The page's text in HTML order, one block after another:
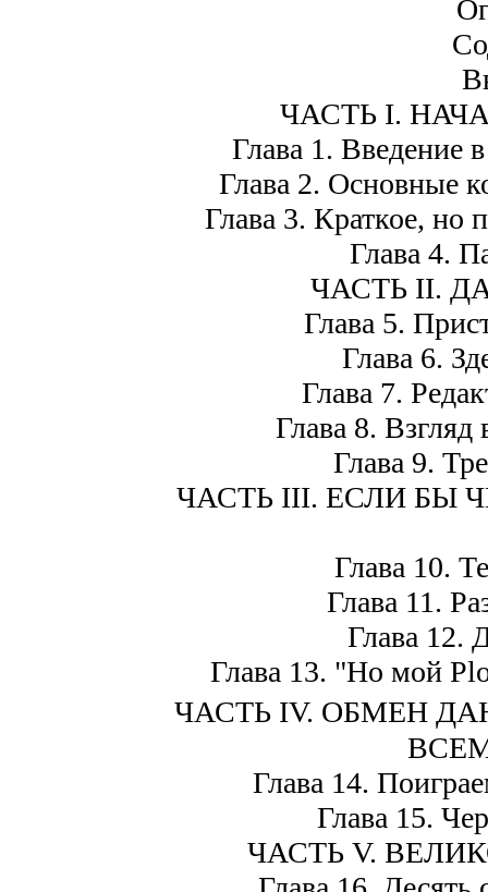
ЧАСТЬ I.
Глава 1. Введение
Глава 2. Основные
Глава 3. Краткое, но
Глава 4.
ЧАСТЬ II.
Глава 5.
Глава 6.
Глава 7.
Глава 8.
Глава 9.
ЧАСТЬ III. ЕСЛИ БЫ
Глава 10.
Глава 11.
Глава 12.
Глава 13. "Но мой
ЧАСТЬ IV. ОБМЕН
Глава 14.
Глава 15.
ЧАСТЬ V.